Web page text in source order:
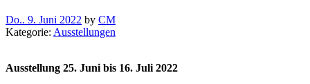
Do.. 9. Juni 2022 by CM
Kategorie: Ausstellungen
Ausstellung 25. Juni bis 16. Juli 2022